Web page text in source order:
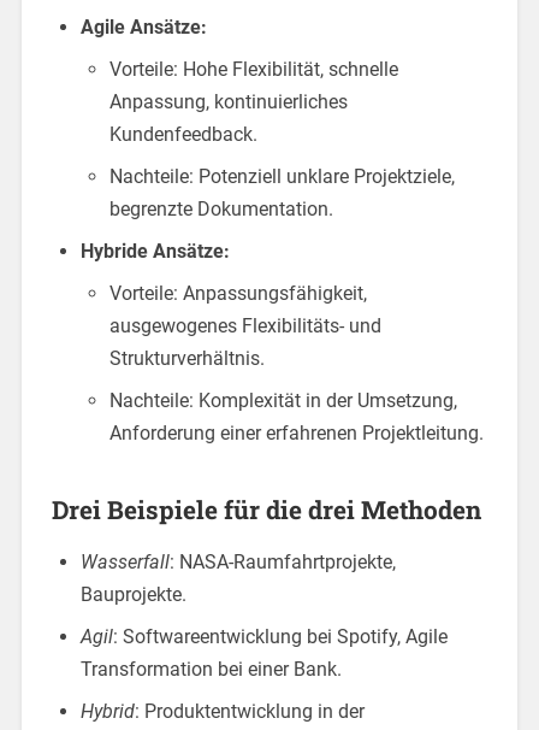
Agile Ansätze:
Vorteile: Hohe Flexibilität, schnelle
Anpassung, kontinuierliches
Kundenfeedback.
Nachteile: Potenziell unklare Projektziele,
begrenzte Dokumentation.
Hybride Ansätze:
Vorteile: Anpassungsfähigkeit,
ausgewogenes Flexibilitäts- und
Strukturverhältnis.
Nachteile: Komplexität in der Umsetzung,
Anforderung einer erfahrenen Projektleitung.
Drei Beispiele für die drei Methoden
Wasserfall: NASA-Raumfahrtprojekte,
Bauprojekte.
Agil: Softwareentwicklung bei Spotify, Agile
Transformation bei einer Bank.
Hybrid: Produktentwicklung in der